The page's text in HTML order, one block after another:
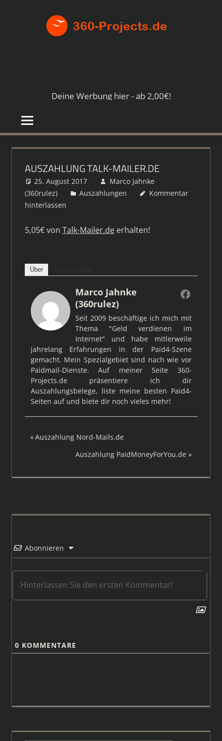
Deine Werbung hier - ab 2,00€!
AUSZAHLUNG TALK-MAILER.DE
25. August 2017
Marco Jahnke
(360rulez)
Auszahlungen
Kommentar
hinterlassen
5,05€ von Talk-Mailer.deerhalten!
Über
Marco Jahnke
(360rulez)
Seit 2009 beschäftige ich mich mit
Thema "Geld verdienen im
Internet" und habe mitlerweile
jahrelang Erfahrungen in der Paid4-Szene
gemacht. Mein Spezialgebiet sind nach wie vor
Paidmail-Dienste. Auf meiner Seite 360-
Projects.de präsentiere ich dir
Auszahlungsbelege, liste meine besten Paid4-
Seiten auf und biete dir noch vieles mehr!
Beitragsnavigation
Vorheriger
Auszahlung Nord-Mails.de
Nächster
Auszahlung PaidMoneyForYou.de
Abonnieren
0 KOMMENTARE